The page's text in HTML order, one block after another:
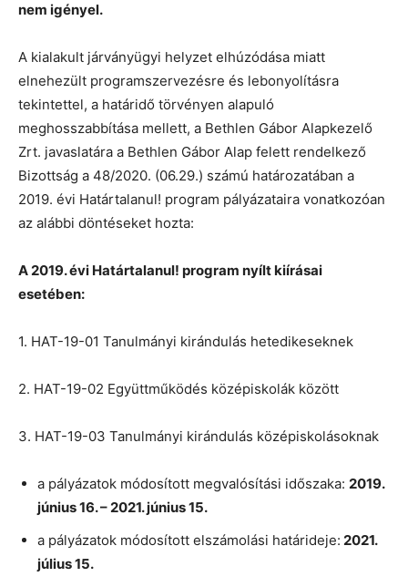
nem igényel.
A kialakult járványügyi helyzet elhúzódása miatt
elnehezült programszervezésre és lebonyolításra
tekintettel, a határidő törvényen alapuló
meghosszabbítása mellett, a Bethlen Gábor Alapkezelő
Zrt. javaslatára a Bethlen Gábor Alap felett rendelkező
Bizottság a 48/2020. (06.29.) számú határozatában a
2019. évi Határtalanul! program pályázataira vonatkozóan
az alábbi döntéseket hozta:
A 2019. évi Határtalanul! program nyílt kiírásai
esetében:
1. HAT-19-01 Tanulmányi kirándulás hetedikeseknek
2. HAT-19-02 Együttműködés középiskolák között
3. HAT-19-03 Tanulmányi kirándulás középiskolásoknak
a pályázatok módosított megvalósítási időszaka: 2019.
június 16. – 2021. június 15.
a pályázatok módosított elszámolási határideje: 2021.
július 15.